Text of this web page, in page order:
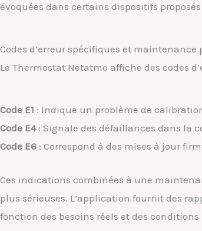
évoquées dans certains dispositifs
Codes d’erreur spécifiques et maintenance
Le Thermostat Netatmo affiche des codes
Code E1 : Indique un problème de
Code E4: Signale des défaillances dans la
Code E6 : Correspond à des mises à jour
Ces indications combinées à une
plus sérieuses. L’application fournit des
fonction des besoins réels et des conditions